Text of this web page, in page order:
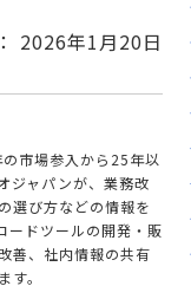
2026年1月20日
市場参入から25年以
ジャパンが、業務改
選び方などの情報を
ードツールの開発・販
善、社内情報の共有
。